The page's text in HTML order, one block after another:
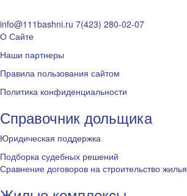
info@111bashni.ru 7(423) 280-02-07
О Сайте
Наши партнеры
Правила пользования сайтом
Политика конфиденциальности
Справочник дольщика
Юридическая поддержка
Подборка судебных решений
Сравнение договоров на строительство жилья